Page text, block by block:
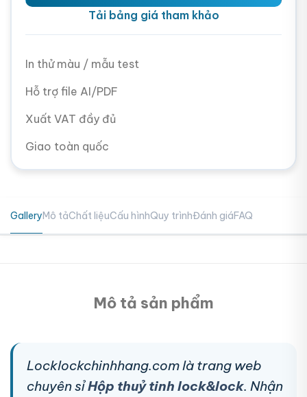
Tải bảng giá tham khảo
In thử màu / mẫu test
Hỗ trợ file AI/PDF
Xuất VAT đầy đủ
Giao toàn quốc
GalleryMô tảChất liệuCấu hìnhQuy trìnhĐánh giáFAQ
Mô tả sản phẩm
Locklockchinhhang.com là trang web
chuyên sỉHộp thuỷ tinh lock&lock. Nhận